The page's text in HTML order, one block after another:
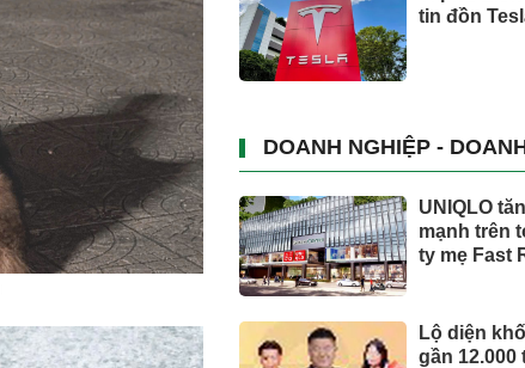
tin đồn
DOANH NGHIỆP -
UNIQLO
mạnh trên
ty mẹ Fast
Lộ diện
gần 12.000